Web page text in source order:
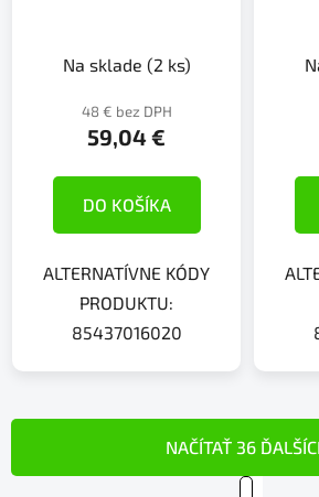
Na sklade (2 ks)
48 € bez DPH
59,04 €
DO KOŠÍKA
ALTERNATÍVNE KÓDY
PRODUKTU:
85437016020
NAČÍTAŤ 36
S